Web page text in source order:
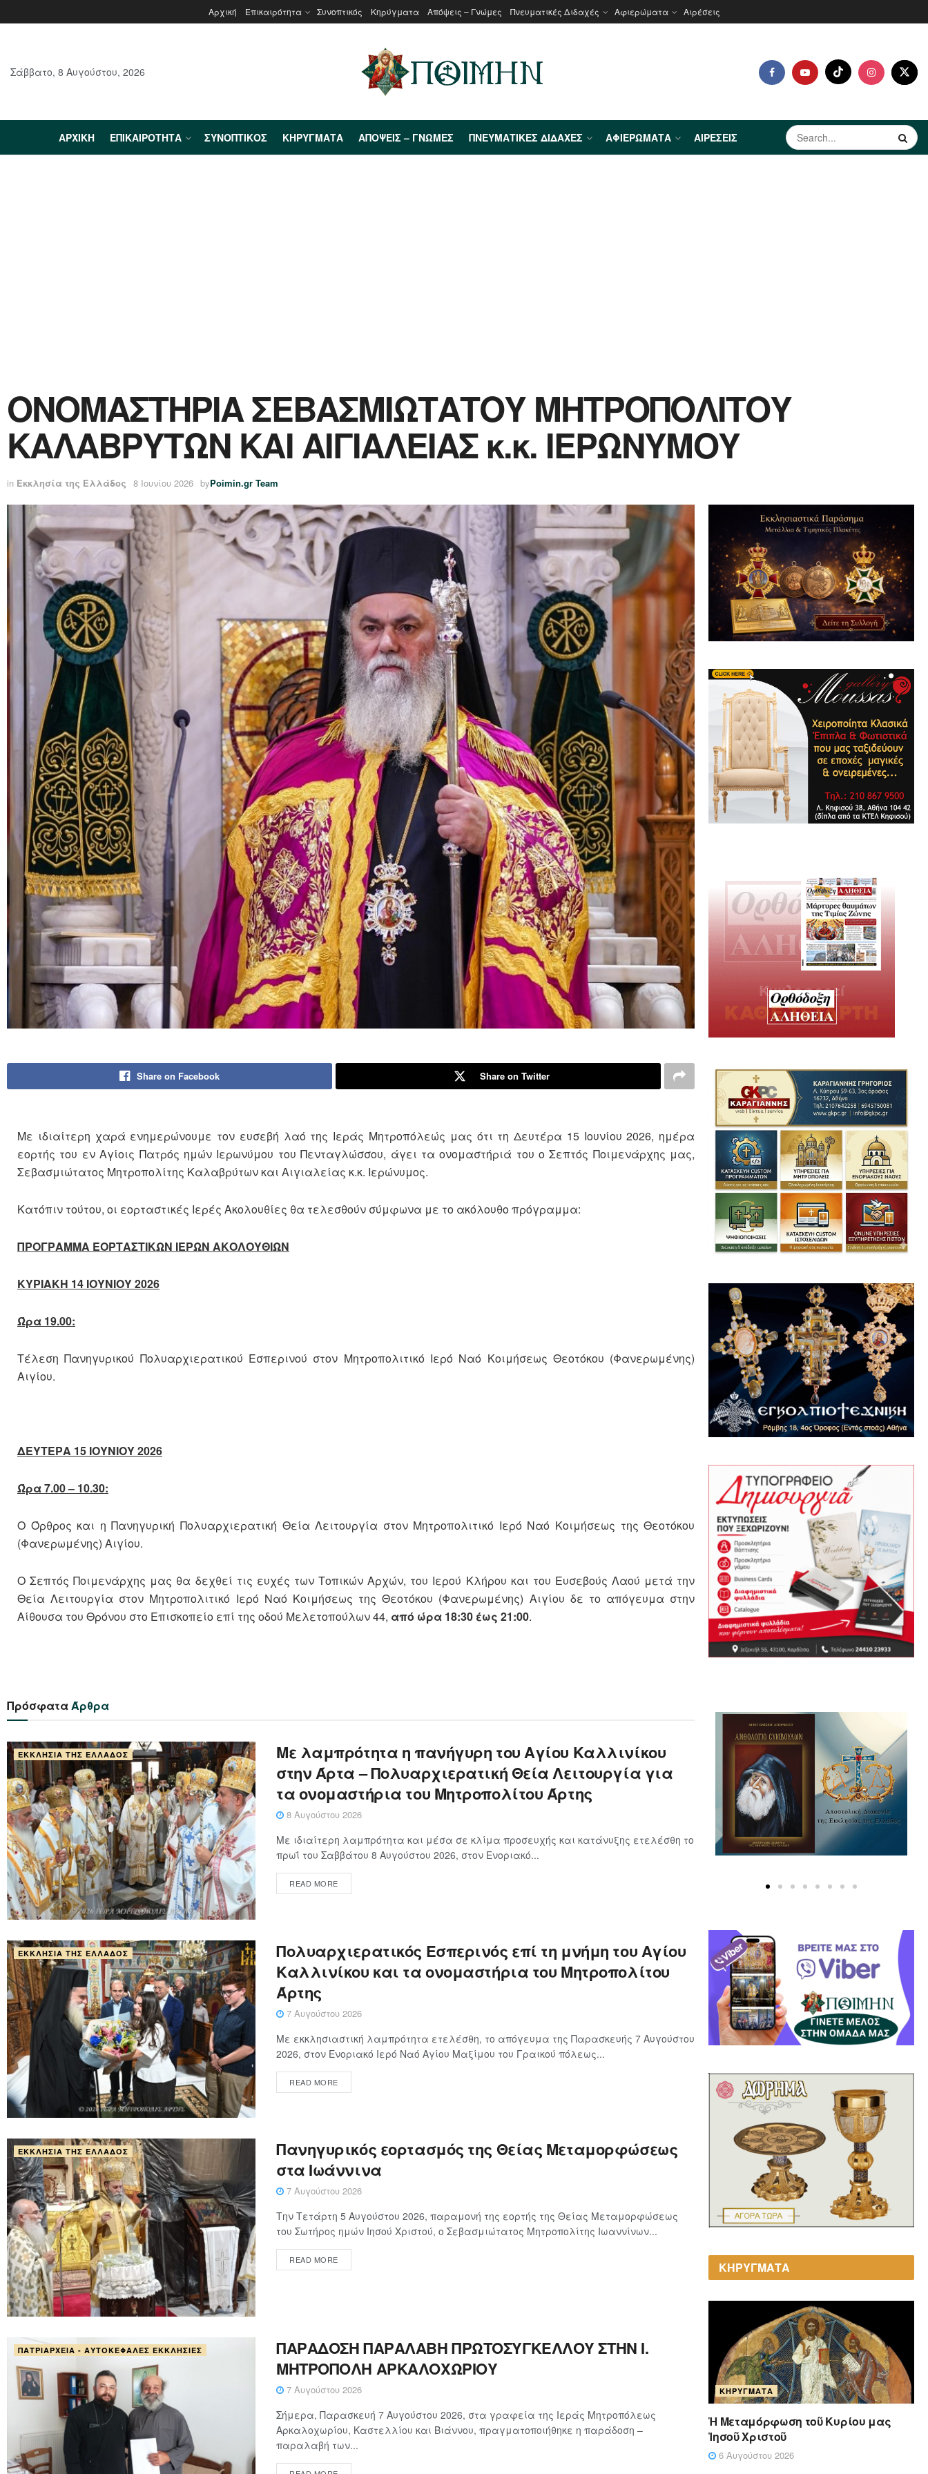
Αρχική Επικαιρότητα Συνοπτικός Κηρύγματα Απόψεις – Γνώμες Πνευματικές Διδαχές Αφιερώματα Αιρέσεις
Σάββατο, 8 Αυγούστου, 2026
ΑΡΧΙΚΉ ΕΠΙΚΑΙΡΌΤΗΤΑ ΣΥΝΟΠΤΙΚΌΣ ΚΗΡΎΓΜΑΤΑ ΑΠΌΨΕΙΣ – ΓΝΏΜΕΣ ΠΝΕΥΜΑΤΙΚΈΣ ΔΙΔΑΧΈΣ ΑΦΙΕΡΏΜΑΤΑ ΑΙΡΈΣΕΙΣ
ΟΝΟΜΑΣΤΗΡΙΑ ΣΕΒΑΣΜΙΩΤΑΤΟΥ ΜΗΤΡΟΠΟΛΙΤΟΥ
ΚΑΛΑΒΡΥΤΩΝ ΚΑΙ ΑΙΓΙΑΛΕΙΑΣ κ.κ. ΙΕΡΩΝΥΜΟΥ
in Εκκλησία της Ελλάδος 8 Ιουνίου 2026 byPoimin.gr Team
Share on Facebook Share on Twitter
Με ιδιαίτερη χαρά ενημερώνουμε τον ευσεβή λαό της Ιεράς Μητροπόλεώς μας ότι τη Δευτέρα 15 Ιουνίου 2026, ημέρα
εορτής του εν Αγίοις Πατρός ημών Ιερωνύμου του Πενταγλώσσου, άγει τα ονομαστήριά του ο Σεπτός Ποιμενάρχης μας,
Σεβασμιώτατος Μητροπολίτης Καλαβρύτων και Αιγιαλείας κ.κ. Ιερώνυμος.
Κατόπιν τούτου, οι εορταστικές Ιερές Ακολουθίες θα τελεσθούν σύμφωνα με το ακόλουθο πρόγραμμα:
ΠΡΟΓΡΑΜΜΑ ΕΟΡΤΑΣΤΙΚΩΝ ΙΕΡΩΝ ΑΚΟΛΟΥΘΙΩΝ
ΚΥΡΙΑΚΗ 14 ΙΟΥΝΙΟΥ 2026
Ώρα 19.00:
Τέλεση Πανηγυρικού Πολυαρχιερατικού Εσπερινού στον Μητροπολιτικό Ιερό Ναό Κοιμήσεως Θεοτόκου (Φανερωμένης)
Αιγίου.
ΔΕΥΤΕΡΑ 15 ΙΟΥΝΙΟΥ 2026
Ώρα 7.00 – 10.30:
Ο Όρθρος και η Πανηγυρική Πολυαρχιερατική Θεία Λειτουργία στον Μητροπολιτικό Ιερό Ναό Κοιμήσεως της Θεοτόκου
(Φανερωμένης) Αιγίου.
Ο Σεπτός Ποιμενάρχης μας θα δεχθεί τις ευχές των Τοπικών Αρχών, του Ιερού Κλήρου και του Ευσεβούς Λαού μετά την
Θεία Λειτουργία στον Μητροπολιτικό Ιερό Ναό Κοιμήσεως της Θεοτόκου (Φανερωμένης) Αιγίου δε το απόγευμα στην
Αίθουσα του Θρόνου στο Επισκοπείο επί της οδού Μελετοπούλων 44, από ώρα 18:30 έως 21:00.
ΠρόσφαταΆρθρα
ΕΚΚΛΗΣΊΑ ΤΗΣ ΕΛΛΆΔΟΣ
Με λαμπρότητα η πανήγυρη του Αγίου Καλλινίκου
στην Άρτα – Πολυαρχιερατική Θεία Λειτουργία για
τα ονομαστήρια του Μητροπολίτου Άρτης
8 Αυγούστου 2026
Με ιδιαίτερη λαμπρότητα και μέσα σε κλίμα προσευχής και κατάνυξης ετελέσθη το
πρωΐ του Σαββάτου 8 Αυγούστου 2026, στον Ενοριακό...
READ MORE
ΕΚΚΛΗΣΊΑ ΤΗΣ ΕΛΛΆΔΟΣ
Πολυαρχιερατικός Εσπερινός επί τη μνήμη του Αγίου
Καλλινίκου και τα ονομαστήρια του Μητροπολίτου
Άρτης
7 Αυγούστου 2026
Με εκκλησιαστική λαμπρότητα ετελέσθη, το απόγευμα της Παρασκευής 7 Αυγούστου
2026, στον Ενοριακό Ιερό Ναό Αγίου Μαξίμου του Γραικού πόλεως...
READ MORE
ΕΚΚΛΗΣΊΑ ΤΗΣ ΕΛΛΆΔΟΣ
Πανηγυρικός εορτασμός της Θείας Μεταμορφώσεως
στα Ιωάννινα
7 Αυγούστου 2026
Την Τετάρτη 5 Αυγούστου 2026, παραμονή της εορτής της Θείας Μεταμορφώσεως
του Σωτήρος ημών Ιησού Χριστού, ο Σεβασμιώτατος Μητροπολίτης Ιωαννίνων...
READ MORE
ΠΑΤΡΙΑΡΧΕΊΑ - ΑΥΤΟΚΈΦΑΛΕΣ ΕΚΚΛΗΣΊΕΣ
ΠΑΡΑΔΟΣΗ ΠΑΡΑΛΑΒΗ ΠΡΩΤΟΣΥΓΚΕΛΛΟΥ ΣΤΗΝ Ι.
ΜΗΤΡΟΠΟΛΗ ΑΡΚΑΛΟΧΩΡΙΟΥ
7 Αυγούστου 2026
Σήμερα, Παρασκευή 7 Αυγούστου 2026, στα γραφεία της Ιεράς Μητροπόλεως
Αρκαλοχωρίου, Καστελλίου και Βιάννου, πραγματοποιήθηκε η παράδοση –
παραλαβή των...
ΚΗΡΥΓΜΑΤΑ
ΚΗΡΎΓΜΑΤΑ
Ἡ Μεταμόρφωση τοῦ Κυρίου μας
Ἰησοῦ Χριστοῦ
6 Αυγούστου 2026